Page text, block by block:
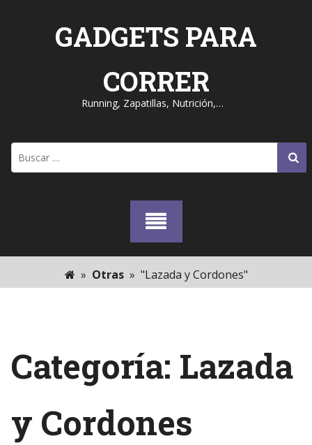
GADGETS PARA
CORRER
Running, Zapatillas, Nutrición,…
» Otras » "Lazada y Cordones"
Categoría: Lazada
y Cordones